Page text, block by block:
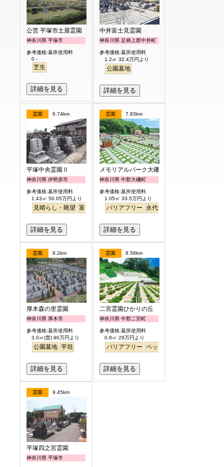
公営 平塚市土屋霊園
神奈川県 平塚市
参考価格:墓所使用料
0 -
芝生
詳細を見る
中井富士見霊園
神奈川県 足柄上郡中井町
参考価格:墓所使用料
1.2㎡ 32.4万円より
公園墓地
詳細を見る
霊園 6.74km
平塚中央霊園Ⅱ
神奈川県 伊勢原市
参考価格:墓所使用料
1.43㎡ 50.05万円より
見晴らし・眺望 富士山 徒歩
詳細を見る
霊園 7.83km
メモリアルパーク大磯
神奈川県 中郡大磯町
参考価格:墓所使用料
1.05㎡ 33.5万円より
バリアフリー 永代供養
詳細を見る
霊園 8.2km
厚木森の里霊園
神奈川県 厚木市
参考価格:墓所使用料
3.0㎡(普) 90万円より
公園墓地 平坦
詳細を見る
霊園 8.56km
二宮霊園ひかりの丘
神奈川県 中郡二宮町
参考価格:墓所使用料
0.8㎡ 29万円より
バリアフリー ペット
詳細を見る
霊園 9.45km
平塚四之宮霊園
神奈川県 平塚市